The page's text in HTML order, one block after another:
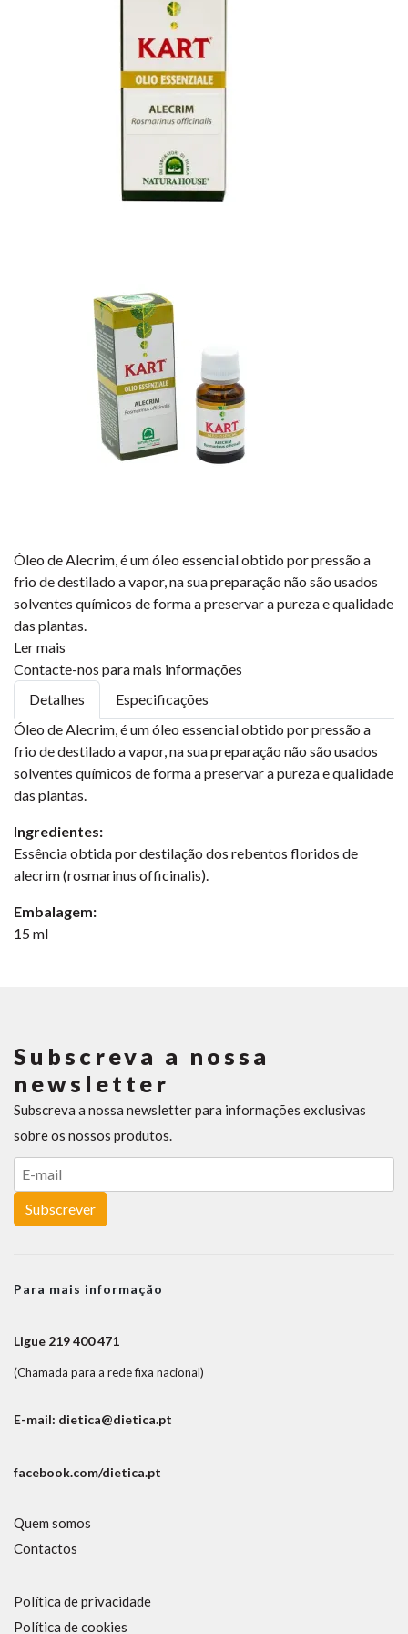
Óleo de Alecrim, é um óleo essencial obtido por pressão a
frio de destilado a vapor, na sua preparação não são usados
solventes químicos de forma a preservar a pureza e qualidade
das plantas.
Ler mais
Contacte-nos para mais informações
Detalhes
Especificações
Óleo de Alecrim, é um óleo essencial obtido por pressão a
frio de destilado a vapor, na sua preparação não são usados
solventes químicos de forma a preservar a pureza e qualidade
das plantas.
Ingredientes:
Essência obtida por destilação dos rebentos floridos de
alecrim (rosmarinus officinalis).
Embalagem:
15 ml
Subscreva a nossa
newsletter
Subscreva a nossa newsletter para informações exclusivas
sobre os nossos produtos.
Subscrever
Para mais informação
Ligue 219 400 471
(Chamada para a rede fixa nacional)
E-mail: dietica@dietica.pt
facebook.com/dietica.pt
Quem somos
Contactos
Política de privacidade
Política de cookies